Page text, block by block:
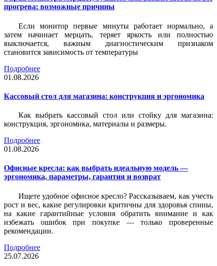
прогрева: возможные причины
Если монитор первые минуты работает нормально, а
затем начинает мерцать, теряет яркость или полностью
выключается, важным диагностическим признаком
становится зависимость от температуры
Подробнее
01.08.2026
Кассовый стол для магазина: конструкция и эргономика
Как выбрать кассовый стол или стойку для магазина:
конструкция, эргономика, материалы и размеры.
Подробнее
01.08.2026
Офисные кресла: как выбрать идеальную модель —
эргономика, параметры, гарантия и возврат
Ищете удобное офисное кресло? Рассказываем, как учесть
рост и вес, какие регулировки критичны для здоровья спины,
на какие гарантийные условия обратить внимание и как
избежать ошибок при покупке — только проверенные
рекомендации.
Подробнее
25.07.2026